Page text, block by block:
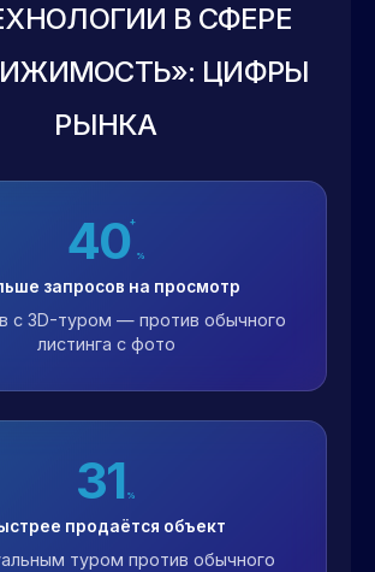
В СФЕРЕ
ЦИФРЫ
РЫНКА
40+
%
запросов на просмотр
с 3D-туром — против обычного
листинга с фото
31 %
продаётся объект
туром против обычного